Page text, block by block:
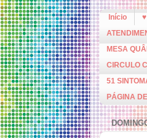
Início
MESA
CIRCULO
51
PÁGINA